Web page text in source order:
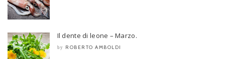
Il dente di leone – Marzo.
by ROBERTO AMBOLDI